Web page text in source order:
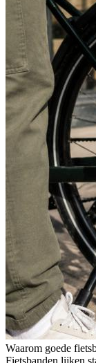
Waarom goede
Fietsbanden lijken